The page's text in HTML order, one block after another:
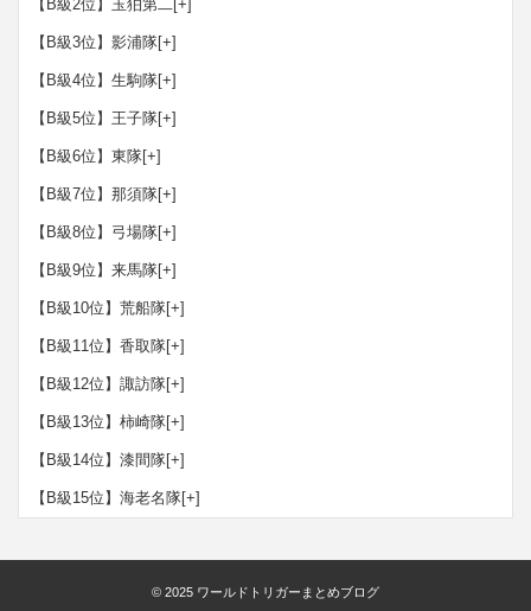
【B級2位】玉狛第二 [+]
【B級3位】影浦隊[+]
【B級4位】生駒隊[+]
【B級5位】王子隊[+]
【B級6位】東隊[+]
【B級7位】那須隊[+]
【B級8位】弓場隊[+]
【B級9位】来馬隊[+]
【B級10位】荒船隊[+]
【B級11位】香取隊[+]
【B級12位】諏訪隊[+]
【B級13位】柿崎隊[+]
【B級14位】漆間隊[+]
【B級15位】海老名隊[+]
© 2025 ワールドトリガーまとめブログ